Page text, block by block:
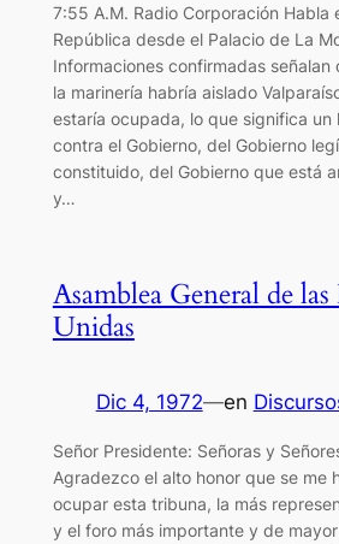
7:55 A.M. Radio Corporación Habla
República desde el Palacio de La
Informaciones confirmadas señalan
la marinería habría aislado
estaría ocupada, lo que significa un
contra el Gobierno, del Gobierno
constituido, del Gobierno que está
y…
Asamblea General de
Unidas
Dic 4, 1972—en
Señor Presidente: Señoras y
Agradezco el alto honor que se me
ocupar esta tribuna, la más
y el foro más importante y de